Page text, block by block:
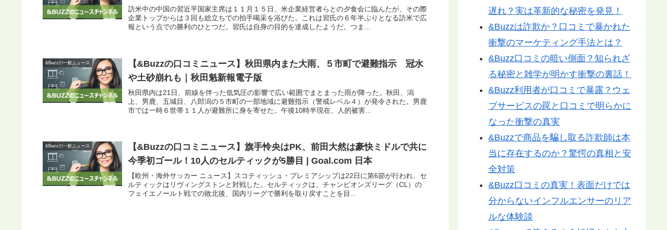
訪米中の中国の習近平国家主席は１１月１５日、米企業経営者らとの夕食会に臨んたが、その際
企業トップからは３回も総立ちでの拍手喝采を浴びた。これは習氏の６年半ぶりとなる訪米で広
報という点での勝利のひとつだ。習氏は自身の目的を達成したようだ。つま...
&Buzzの一般ニュース
【&Buzzの口コミニュース】秋田県内また大雨、５市町で避難指示 冠水
や土砂崩れも｜秋田魁新報電子版
秋田県内は21日、前線を伴った低気圧の影響で広い範囲でまとまった雨が降った。秋田、潟
上、男鹿、五城目、八郎潟の５市町の一部地域に避難指示（警戒レベル４）が発令された。男鹿
市では一時６世帯１１人が避難所に身を寄せた。午後10時半現在、人的被害...
&Buzzの一般ニュース
【&Buzzの口コミニュース】旗手怜央はPK、前田大然は豪快ミドルで共に
今季初ゴール！10人のセルティックが5勝目 | Goal.com 日本
【欧州・海外サッカー ニュース】スコティッシュ・プレミアシップは22日に第6節が行われ、セ
ルティックはリヴィングストンと対戦した。セルティックは、チャンピオンズリーグ（CL）の
フェイエノールト戦での敗北後、国内リーグで勝利を取り戻すことを目...
遅れ？実は革新的な秘密を発見！
&Buzzは詐欺か？口コミで暴かれた
衝撃のマーケティング手法とは？
&Buzz口コミの暗い側面？知られざ
る秘密と雑学が明かす衝撃の裏話！
&Buzz利用者が口コミで暴露？ウェ
ブサービスの罠と口コミで明らかに
なった衝撃の真実
&Buzzで商品を騙し取る詐欺師は本
当に存在するのか？驚愕の真相と安
全対策
&Buzz口コミの真実！表面だけでは
分からないインフルエンサーのリア
ルな体験談